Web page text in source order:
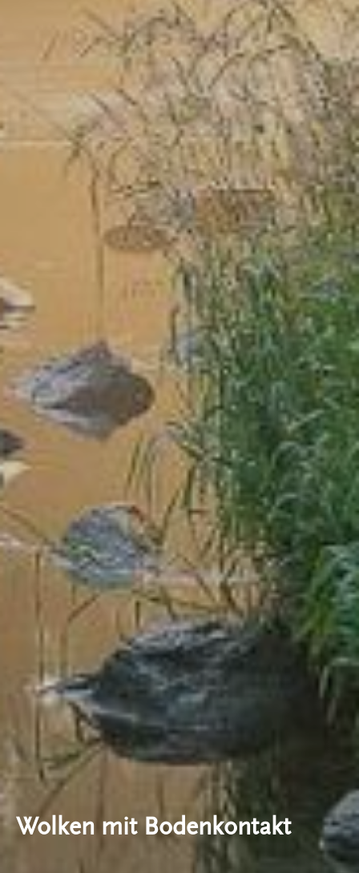
Wolken mit Bodenkontakt